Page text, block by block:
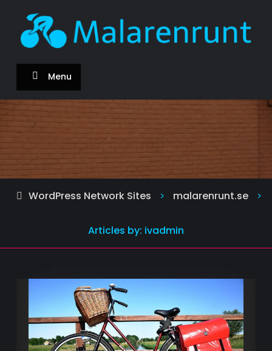
content
malarenrunt.se
Om cykeln och att cykla
Menu
WordPress Network Sites > malarenrunt.se >
Articles by: ivadmin